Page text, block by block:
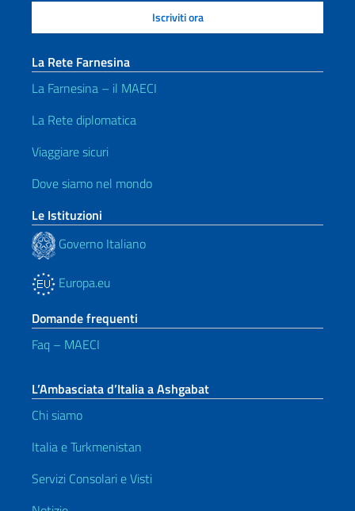
La Rete Farnesina
La Farnesina – il MAECI
La Rete diplomatica
Viaggiare sicuri
Dove siamo nel mondo
Le Istituzioni
Governo Italiano
Europa.eu
Domande frequenti
Faq – MAECI
L’Ambasciata d’Italia a Ashgabat
Chi siamo
Italia e Turkmenistan
Servizi Consolari e Visti